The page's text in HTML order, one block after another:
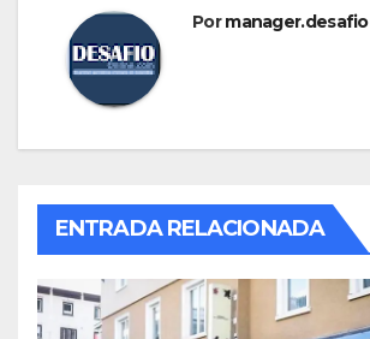
Pormanager.desafio
ENTRADA RELACIONADA